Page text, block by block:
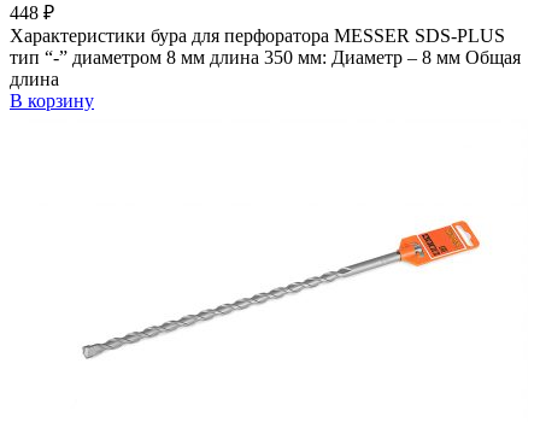
448 ₽
Характеристики бура для перфоратора MESSER SDS-PLUS
тип “-” диаметром 8 мм длина 350 мм: Диаметр – 8 мм Общая
длина
В корзину